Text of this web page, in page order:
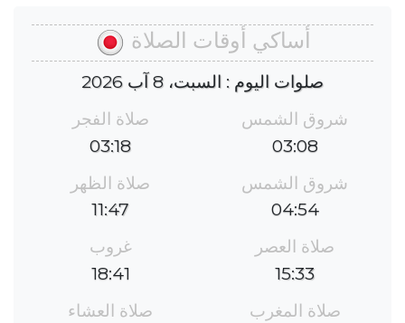
أساكي أوقات الصلاة
صلوات اليوم : السبت، 8 آب 2026
شروق الشمس
03:08
صلاة الفجر
03:18
شروق الشمس
04:54
صلاة الظهر
11:47
صلاة العصر
15:33
غروب
18:41
صلاة المغرب
صلاة العشاء